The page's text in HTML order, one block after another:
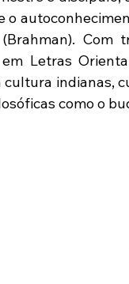
Com
Letras
indianas,
como o